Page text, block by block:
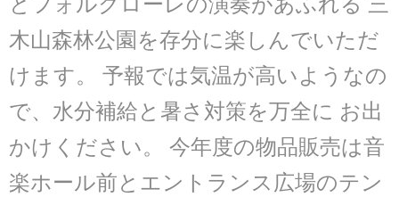
木山森林公園を存分に楽しんでいただ
けます。 予報では気温が高いようなの
で、水分補給と暑さ対策を万全に お出
かけください。 今年度の物品販売は音
楽ホール前とエントランス広場のテン